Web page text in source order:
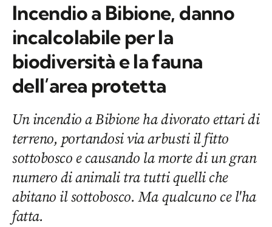
Incendio a Bibione, danno
incalcolabile per la
biodiversità e la fauna
dell’area protetta
Un incendio a Bibione ha divorato ettari di
terreno, portandosi via arbusti il fitto
sottobosco e causando la morte di un gran
numero di animali tra tutti quelli che
abitano il sottobosco. Ma qualcuno ce l'ha
fatta.